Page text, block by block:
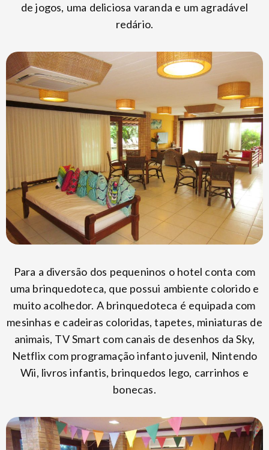
de jogos, uma deliciosa varanda e um agradável
redário.
Para a diversão dos pequeninos o hotel conta com
uma brinquedoteca, que possui ambiente colorido e
muito acolhedor. A brinquedoteca é equipada com
mesinhas e cadeiras coloridas, tapetes, miniaturas de
animais, TV Smart com canais de desenhos da Sky,
Netflix com programação infanto juvenil, Nintendo
Wii, livros infantis, brinquedos lego, carrinhos e
bonecas.